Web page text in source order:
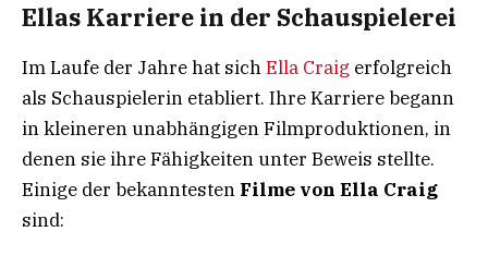
Ellas Karriere in der Schauspielerei
Im Laufe der Jahre hat sichElla Craig erfolgreich
als Schauspielerin etabliert. Ihre Karriere begann
in kleineren unabhängigen Filmproduktionen, in
denen sie ihre Fähigkeiten unter Beweis stellte.
Einige der bekanntesten Filme von Ella Craig
sind: